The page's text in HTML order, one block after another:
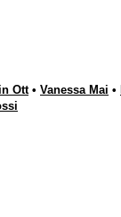
Ott• Vanessa Mai •